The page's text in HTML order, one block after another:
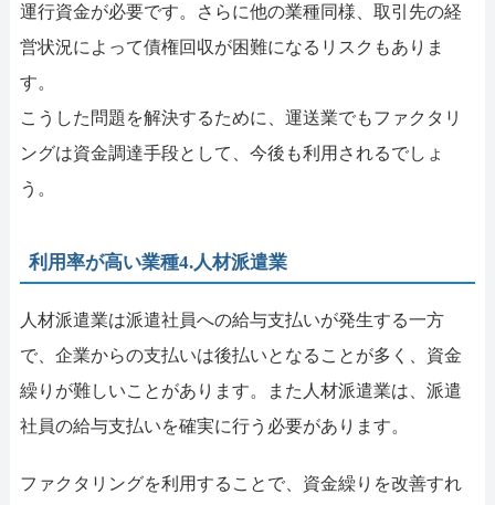
運行資金が必要です。さらに他の業種同様、取引先の経
営状況によって債権回収が困難になるリスクもありま
す。
こうした問題を解決するために、運送業でもファクタリ
ングは資金調達手段として、今後も利用されるでしょ
う。
利用率が高い業種4.人材派遣業
人材派遣業は派遣社員への給与支払いが発生する一方
で、企業からの支払いは後払いとなることが多く、資金
繰りが難しいことがあります。また人材派遣業は、派遣
社員の給与支払いを確実に行う必要があります。
ファクタリングを利用することで、資金繰りを改善すれ